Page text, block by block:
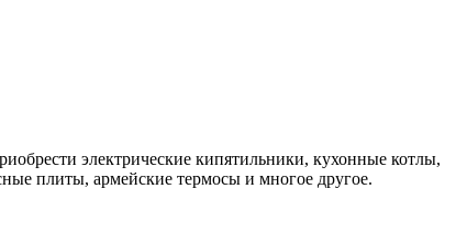
электрические кипятильники, кухонные котлы,
плиты, армейские термосы и многое другое.